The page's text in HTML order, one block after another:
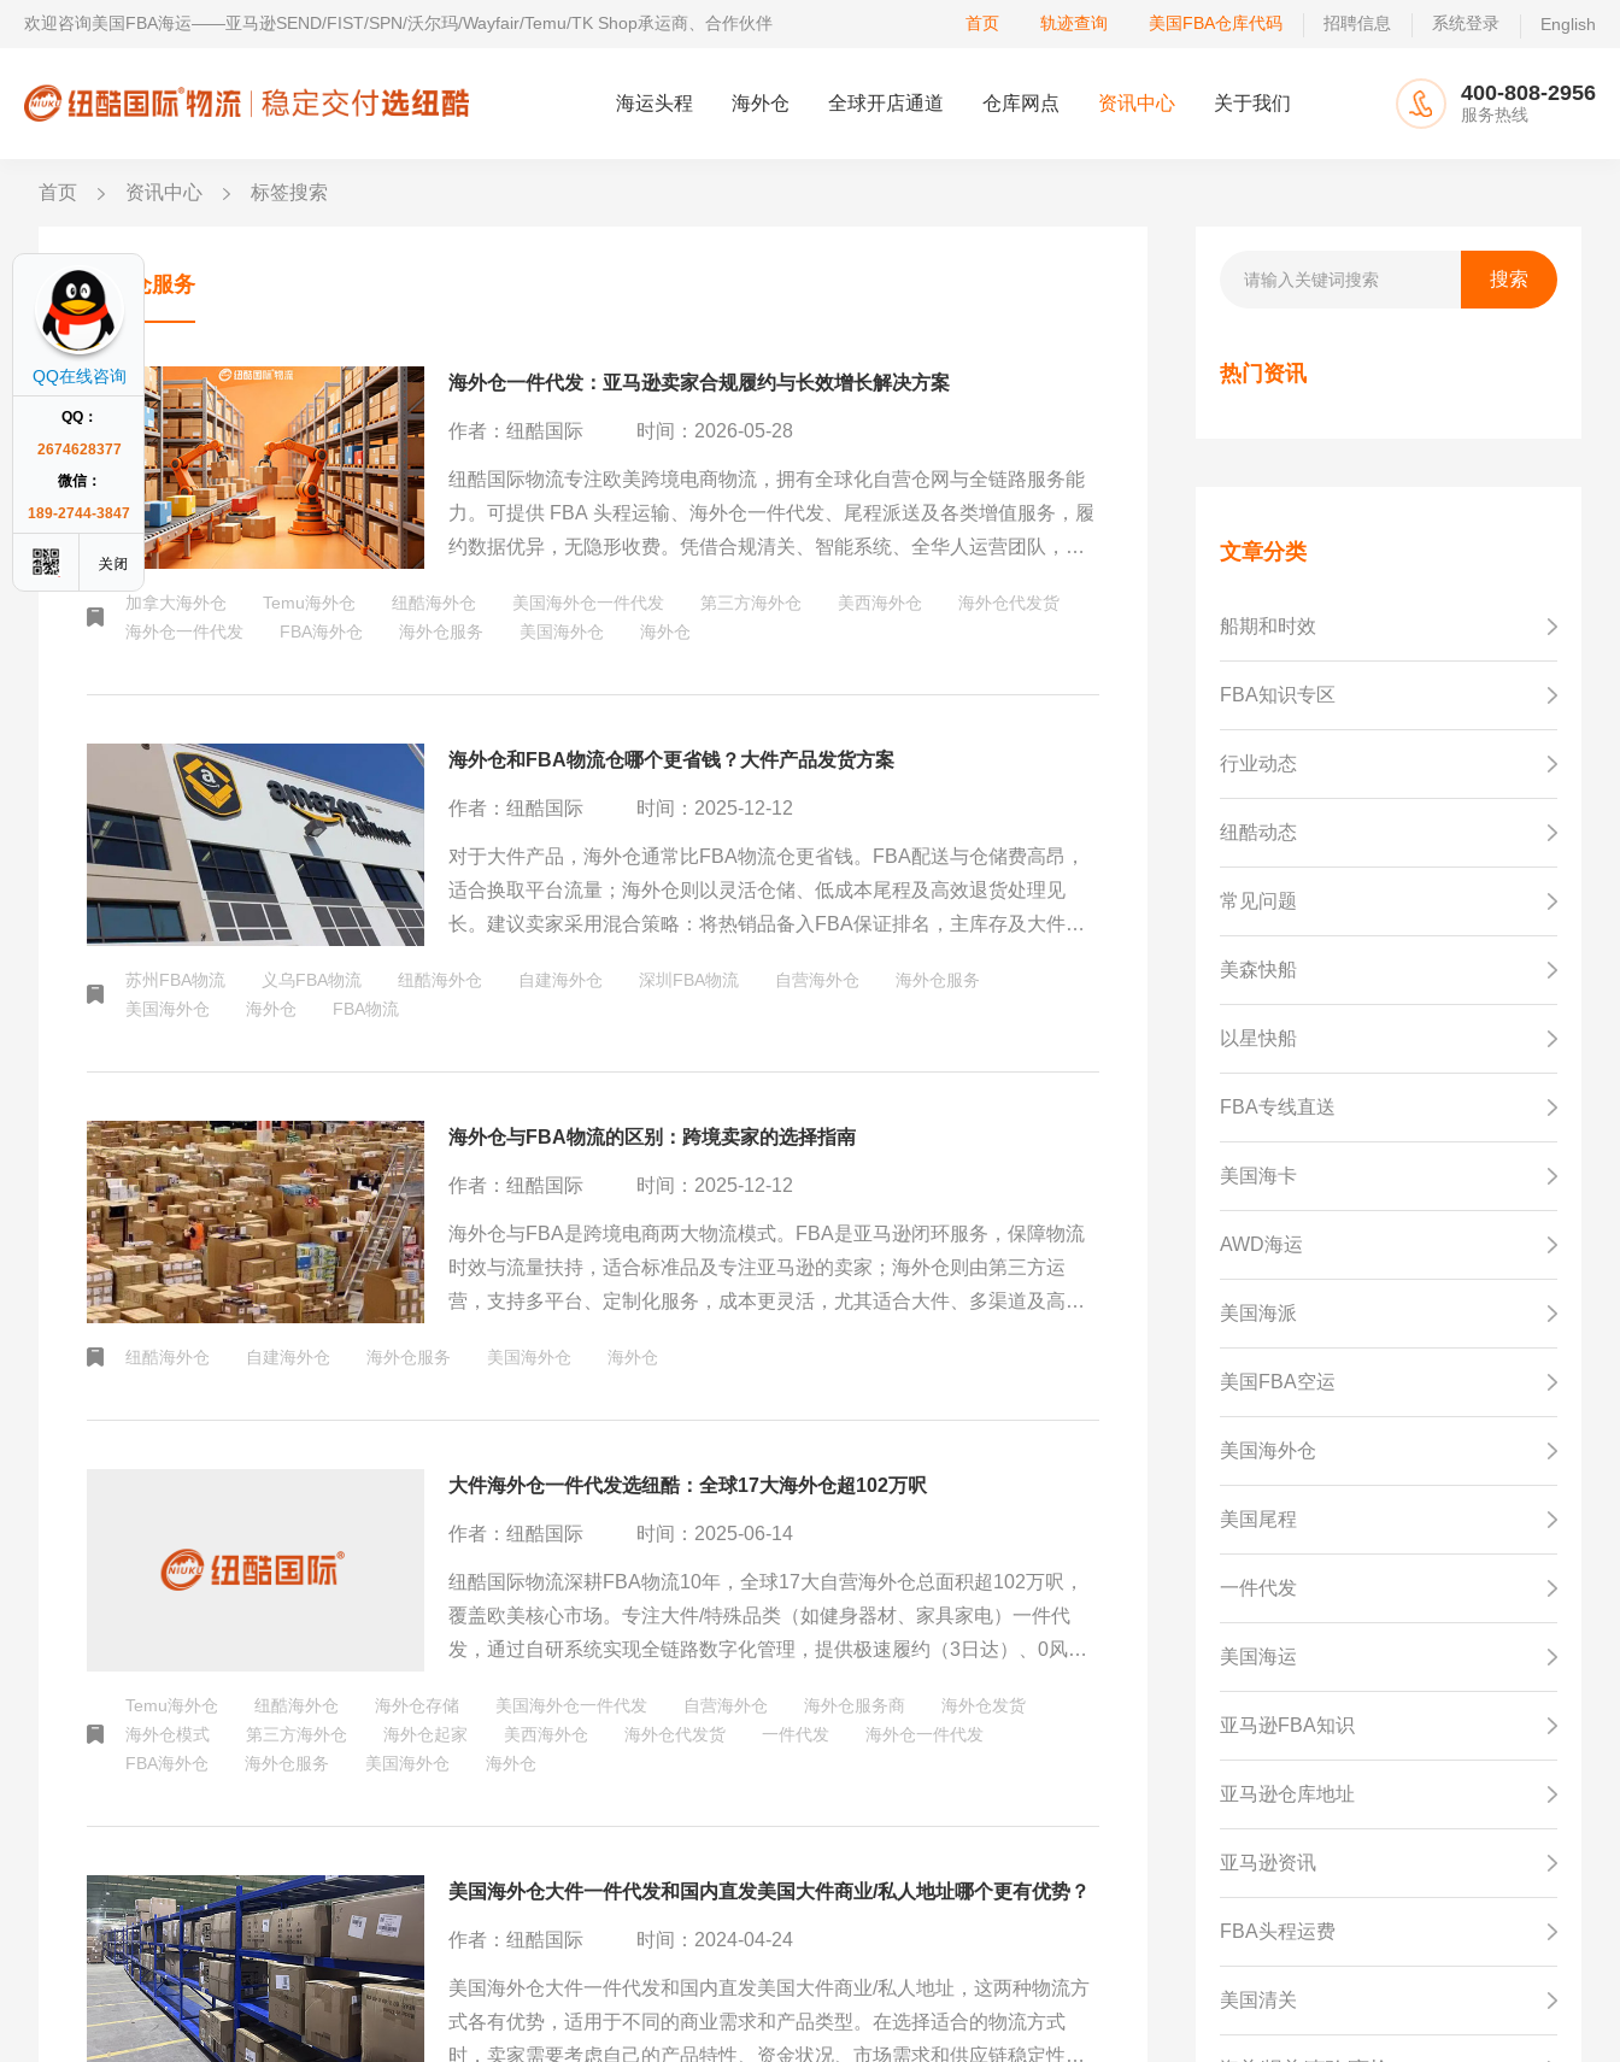
欢迎咨询美国FBA海运——亚马逊SEND/FIST/SPN/沃尔玛/Wayfair/Temu/TK Shop承运商、合作伙伴 首页 轨迹查询 美国FBA仓库代码 招聘信息 系统登录 English
海运头程 海外仓 全球开店通道 仓库网点 资讯中心 关于我们 400-808-2956
服务热线
首页 资讯中心 标签搜索
海外仓服务
海外仓一件代发：亚马逊卖家合规履约与长效增长解决方案
作者：纽酷国际 时间：2026-05-28
纽酷国际物流专注欧美跨境电商物流，拥有全球化自营仓网与全链路服务能
力。可提供 FBA 头程运输、海外仓一件代发、尾程派送及各类增值服务，履
约数据优异，无隐形收费。凭借合规清关、智能系统、全华人运营团队，全
加拿大海外仓 Temu海外仓 纽酷海外仓 美国海外仓一件代发 第三方海外仓 美西海外仓
海外仓代发货
海外仓一件代发
FBA海外仓 海外仓服务 美国海外仓 海外仓
海外仓和FBA物流仓哪个更省钱？大件产品发货方案
作者：纽酷国际 时间：2025-12-12
对于大件产品，海外仓通常比FBA物流仓更省钱。FBA配送与仓储费高昂，
适合换取平台流量；海外仓则以灵活仓储、低成本尾程及高效退货处理见
长。建议卖家采用混合策略：将热销品备入FBA保证排名，主库存及大件存
苏州FBA物流 义乌FBA物流 纽酷海外仓 自建海外仓 深圳FBA物流 自营海外仓
海外仓服务
美国海外仓
海外仓 FBA物流
海外仓与FBA物流的区别：跨境卖家的选择指南
作者：纽酷国际 时间：2025-12-12
海外仓与FBA是跨境电商两大物流模式。FBA是亚马逊闭环服务，保障物流
时效与流量扶持，适合标准品及专注亚马逊的卖家；海外仓则由第三方运
营，支持多平台、定制化服务，成本更灵活，尤其适合大件、多渠道及高价
纽酷海外仓 自建海外仓 海外仓服务 美国海外仓 海外仓
大件海外仓一件代发选纽酷：全球17大海外仓超102万呎
作者：纽酷国际 时间：2025-06-14
纽酷国际物流深耕FBA物流10年，全球17大自营海外仓总面积超102万呎，
覆盖欧美核心市场。专注大件/特殊品类（如健身器材、家具家电）一件代
发，通过自研系统实现全链路数字化管理，提供极速履约（3日达）、0风险
化30%，旺季单量提升50%。
Temu海外仓 纽酷海外仓 海外仓存储 美国海外仓一件代发 自营海外仓 海外仓服务商
海外仓发货
海外仓模式
第三方海外仓 海外仓起家 美西海外仓 海外仓代发货 一件代发
海外仓一件代发
FBA海外仓
海外仓服务 美国海外仓 海外仓
美国海外仓大件一件代发和国内直发美国大件商业/私人地址哪个更有优势？
作者：纽酷国际 时间：2024-04-24
美国海外仓大件一件代发和国内直发美国大件商业/私人地址，这两种物流方
式各有优势，适用于不同的商业需求和产品类型。在选择适合的物流方式
时，卖家需要考虑自己的产品特性、资金状况、市场需求和供应链稳定性。
热门资讯
文章分类
船期和时效
FBA知识专区
行业动态
纽酷动态
常见问题
美森快船
以星快船
FBA专线直送
美国海卡
AWD海运
美国海派
美国FBA空运
美国海外仓
美国尾程
一件代发
美国海运
亚马逊FBA知识
亚马逊仓库地址
亚马逊资讯
FBA头程运费
美国清关
QQ在线咨询
QQ：
2674628377
微信：
189-2744-3847